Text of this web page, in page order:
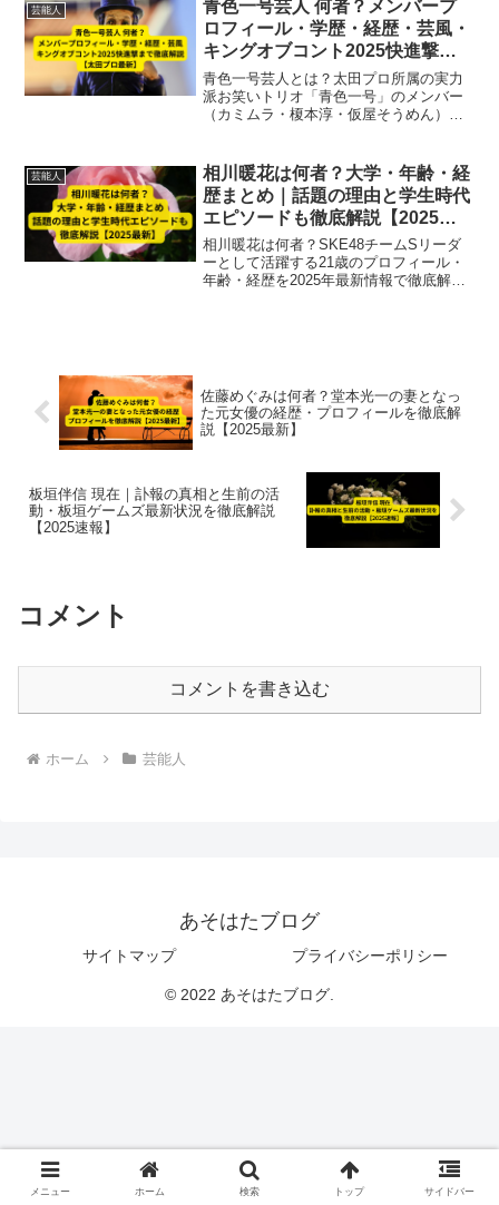
芸能人
青色一号芸人 何者？メンバープ
ロフィール・学歴・経歴・芸風・
キングオブコント2025快進撃ま
で徹底解説【太田プロ最新】
青色一号芸人とは？太田プロ所属の実力
派お笑いトリオ「青色一号」のメンバー
（カミムラ・榎本淳・仮屋そうめん）の
説。テレビ出演や活動歴も紹介。
芸能人
相川暖花は何者？大学・年齢・経
歴まとめ｜話題の理由と学生時代
エピソードも徹底解説【2025最
新】
相川暖花は何者？SKE48チームSリーダ
ーとして活躍する21歳のプロフィール・
年齢・経歴を2025年最新情報で徹底解
佐藤めぐみは何者？堂本光一の妻となっ
た元女優の経歴・プロフィールを徹底解
説【2025最新】
板垣伴信 現在｜訃報の真相と生前の活
動・板垣ゲームズ最新状況を徹底解説
【2025速報】
コメント
コメントを書き込む
ホーム 芸能人
あそはたブログ
サイトマップ プライバシーポリシー
© 2022 あそはたブログ.
メニュー ホーム 検索 トップ サイドバー